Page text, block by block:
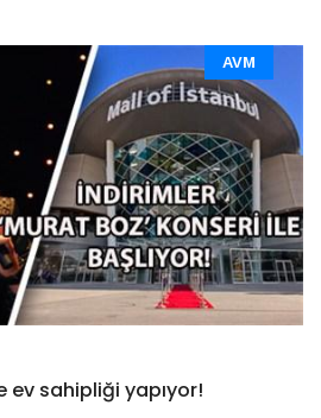
AVM
ev sahipliği yapıyor!